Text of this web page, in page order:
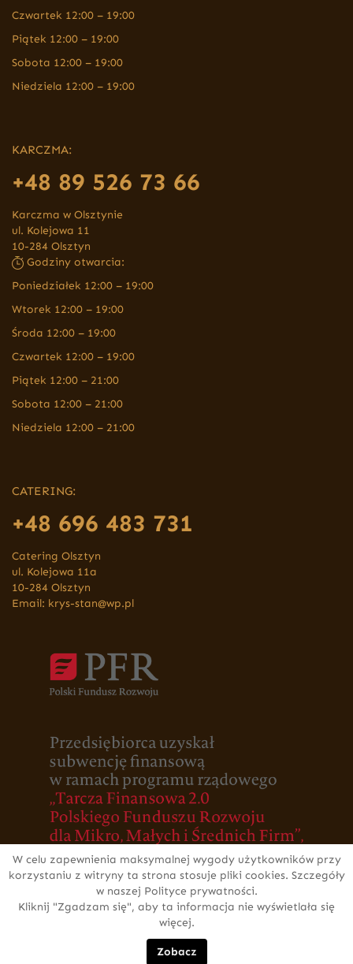
Czwartek 12:00 – 19:00
Piątek 12:00 – 19:00
Sobota 12:00 – 19:00
Niedziela 12:00 – 19:00
KARCZMA:
+48 89 526 73 66
Karczma w Olsztynie
ul. Kolejowa 11
10-284 Olsztyn
Godziny otwarcia:
Poniedziałek 12:00 – 19:00
Wtorek 12:00 – 19:00
Środa 12:00 – 19:00
Czwartek 12:00 – 19:00
Piątek 12:00 – 21:00
Sobota 12:00 – 21:00
Niedziela 12:00 – 21:00
CATERING:
+48 696 483 731
Catering Olsztyn
ul. Kolejowa 11a
10-284 Olsztyn
Email: krys-stan@wp.pl
W celu zapewnienia maksymalnej wygody użytkowników przy
korzystaniu z witryny ta strona stosuje pliki cookies. Szczegóły
w naszej Polityce prywatności.
Kliknij "Zgadzam się", aby ta informacja nie wyświetlała się
więcej.
Zobacz